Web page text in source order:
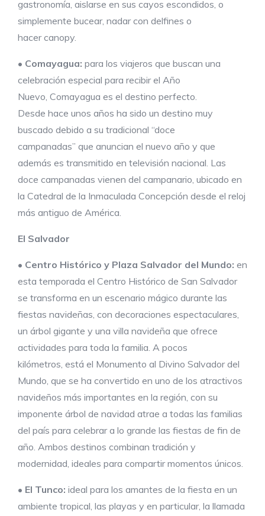
gastronomía, aislarse en sus cayos escondidos, o
simplemente bucear, nadar con delfines o
hacer canopy.
• Comayagua: para los viajeros que buscan una
celebración especial para recibir el Año
Nuevo, Comayagua es el destino perfecto.
Desde hace unos años ha sido un destino muy
buscado debido a su tradicional “doce
campanadas” que anuncian el nuevo año y que
además es transmitido en televisión nacional. Las
doce campanadas vienen del campanario, ubicado en
la Catedral de la Inmaculada Concepción desde el reloj
más antiguo de América.
El Salvador
• Centro Histórico y Plaza Salvador del Mundo: en
esta temporada el Centro Histórico de San Salvador
se transforma en un escenario mágico durante las
fiestas navideñas, con decoraciones espectaculares,
un árbol gigante y una villa navideña que ofrece
actividades para toda la familia. A pocos
kilómetros, está el Monumento al Divino Salvador del
Mundo, que se ha convertido en uno de los atractivos
navideños más importantes en la región, con su
imponente árbol de navidad atrae a todas las familias
del país para celebrar a lo grande las fiestas de fin de
año. Ambos destinos combinan tradición y
modernidad, ideales para compartir momentos únicos.
• El Tunco: ideal para los amantes de la fiesta en un
ambiente tropical, las playas y en particular, la llamada